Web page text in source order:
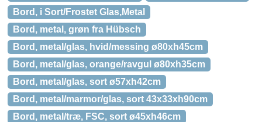
Bord, i Sort/Frostet Glas,Metal
Bord, metal, grøn fra Hübsch
Bord, metal/glas, hvid/messing ø80xh45cm
Bord, metal/glas, orange/ravgul ø80xh35cm
Bord, metal/glas, sort ø57xh42cm
Bord, metal/marmor/glas, sort 43x33xh90cm
Bord, metal/træ, FSC, sort ø45xh46cm